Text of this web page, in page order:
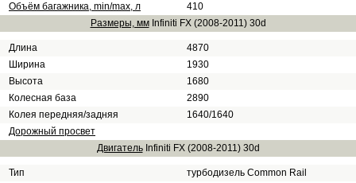
Объём багажника, min/max, л
410
Размеры, ммInfiniti FX (2008-2011) 30d
Длина
4870
Ширина
1930
Высота
1680
Колесная база
2890
Колея передняя/задняя
1640/1640
Дорожный просвет
ДвигательInfiniti FX (2008-2011) 30d
Тип
турбодизель Common Rail